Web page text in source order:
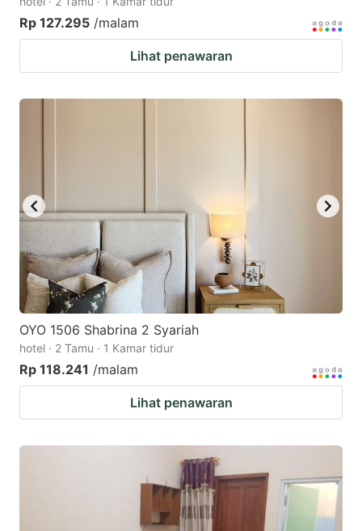
Rp 127.295 /malam
Lihat penawaran
OYO 1506 Shabrina 2 Syariah
hotel · 2 Tamu · 1 Kamar tidur
Rp 118.241 /malam
Lihat penawaran